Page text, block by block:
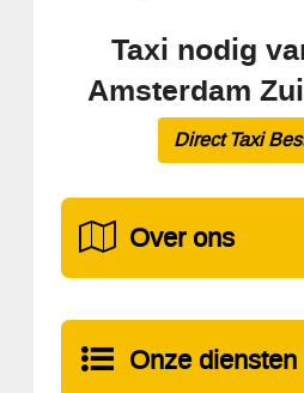
Taxi nodig
Amsterdam
Direct Taxi
Over ons
Onze diensten